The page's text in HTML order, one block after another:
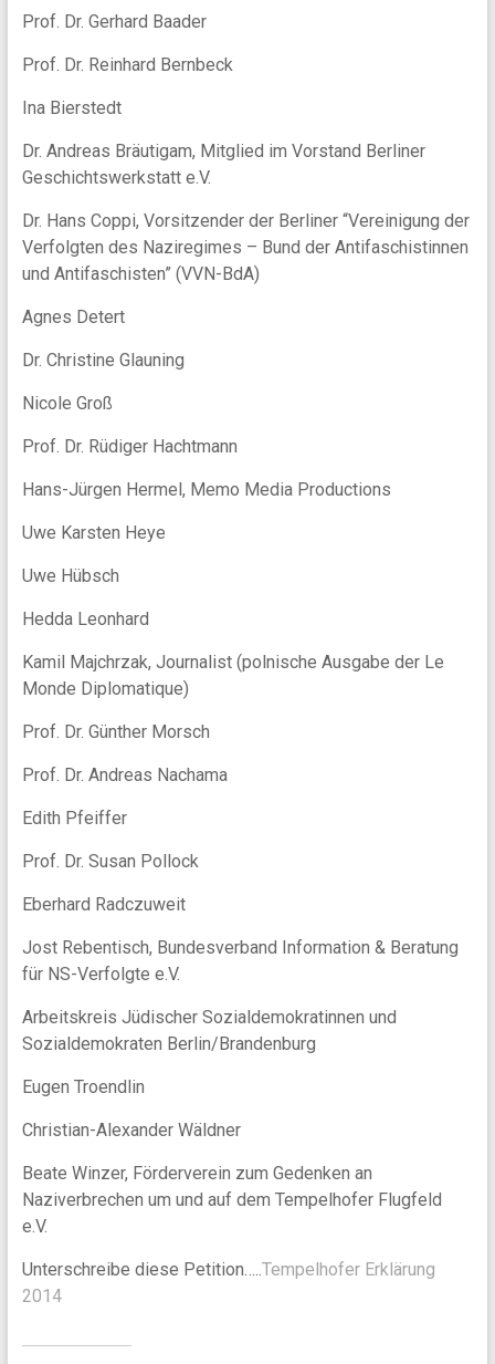
Prof. Dr. Gerhard Baader
Prof. Dr. Reinhard Bernbeck
Ina Bierstedt
Dr. Andreas Bräutigam, Mitglied im Vorstand Berliner
Geschichtswerkstatt e.V.
Dr. Hans Coppi, Vorsitzender der Berliner “Vereinigung der
Verfolgten des Naziregimes – Bund der Antifaschistinnen
und Antifaschisten” (VVN-BdA)
Agnes Detert
Dr. Christine Glauning
Nicole Groß
Prof. Dr. Rüdiger Hachtmann
Hans-Jürgen Hermel, Memo Media Productions
Uwe Karsten Heye
Uwe Hübsch
Hedda Leonhard
Kamil Majchrzak, Journalist (polnische Ausgabe der Le
Monde Diplomatique)
Prof. Dr. Günther Morsch
Prof. Dr. Andreas Nachama
Edith Pfeiffer
Prof. Dr. Susan Pollock
Eberhard Radczuweit
Jost Rebentisch, Bundesverband Information & Beratung
für NS-Verfolgte e.V.
Arbeitskreis Jüdischer Sozialdemokratinnen und
Sozialdemokraten Berlin/Brandenburg
Eugen Troendlin
Christian-Alexander Wäldner
Beate Winzer, Förderverein zum Gedenken an
Naziverbrechen um und auf dem Tempelhofer Flugfeld
e.V.
Unterschreibe diese Petition….. Tempelhofer Erklärung
2014